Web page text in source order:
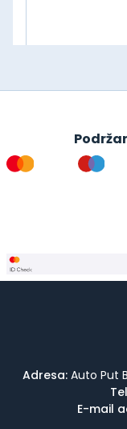
Adresa:Auto Put
E-mail